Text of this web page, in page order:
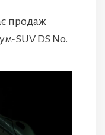
продаж
SUV DS No.